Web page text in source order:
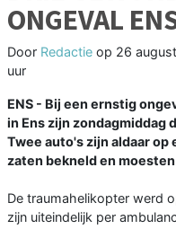
ONGEVAL
Door Redactie op 26
uur
ENS - Bij een ernstig
in Ens zijn zondagmiddag
Twee auto's zijn aldaar
zaten bekneld en
De traumahelikopter werd
zijn uiteindelijk per